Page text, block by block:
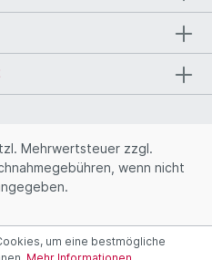
Mehrwertsteuer zzgl.
wenn nicht
um eine bestmögliche